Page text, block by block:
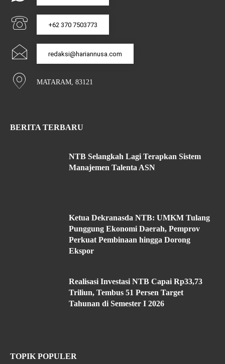
+62 370 7503773
redaksi@hariannusa.com
MATARAM, 83121
BERITA TERBARU
NTB Selangkah Lagi Terapkan Sistem
Manajemen Talenta ASN
Ketua Dekranasda NTB: UMKM Tulang
Punggung Ekonomi Daerah, Pemprov
Perkuat Pembinaan hingga Dorong
Ekspor
Realisasi Investasi NTB Capai Rp33,73
Triliun, Tembus 51 Persen Target
Tahunan di Semester I 2026
TOPIK POPULER